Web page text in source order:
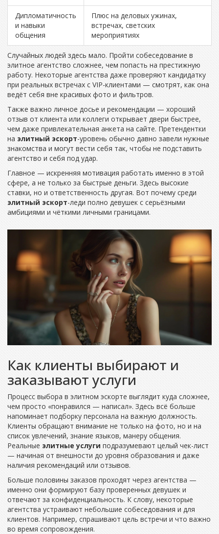
Дипломатичность
и навыки
общения
Плюс на деловых ужинах,
встречах, светских
мероприятиях
Случайных людей здесь мало. Пройти собеседование в
элитное агентство сложнее, чем попасть на престижную
работу. Некоторые агентства даже проверяют кандидатку
при реальных встречах с VIP-клиентами — смотрят, как она
ведёт себя вне красивых фото и фильтров.
Также важно личное досье и рекомендации — хороший
отзыв от клиента или коллеги открывает двери быстрее,
чем даже привлекательная анкета на сайте. Претендентки
на элитный эскорт-уровень обычно давно завели нужные
знакомства и могут вести себя так, чтобы не подставить
агентство и себя под удар.
Главное — искренняя мотивация работать именно в этой
сфере, а не только за быстрые деньги. Здесь высокие
ставки, но и ответственность другая. Вот почему среди
элитный эскорт-леди полно девушек с серьёзными
амбициями и чёткими личными границами.
Как клиенты выбирают и
заказывают услуги
Процесс выбора в элитном эскорте выглядит куда сложнее,
чем просто «понравился — написал». Здесь всё больше
напоминает подборку персонала на важную должность.
Клиенты обращают внимание не только на фото, но и на
список увлечений, знание языков, манеру общения.
Реальные элитные услуги подразумевают целый чек-лист
— начиная от внешности до уровня образования и даже
наличия рекомендаций или отзывов.
Больше половины заказов проходят через агентства —
именно они формируют базу проверенных девушек и
отвечают за конфиденциальность. К слову, некоторые
агентства устраивают небольшие собеседования и для
клиентов. Например, спрашивают цель встречи и что важно
во время сопровождения.